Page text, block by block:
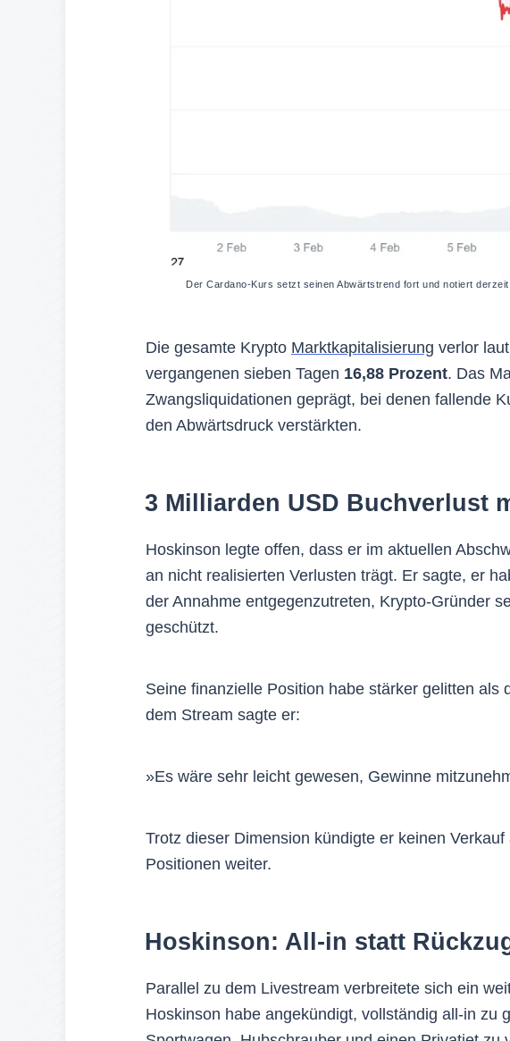
Der Cardano-Kurs setzt seinen Abwärtstrend fort und notiert
Die gesamte Krypto Marktkapitalisierung verlor
vergangenen sieben Tagen 16,88 Prozent. Das
Zwangsliquidationen geprägt, bei denen fallende
den Abwärtsdruck verstärkten.
3 Milliarden USD Buchverlust
Hoskinson legte offen, dass er im aktuellen
an nicht realisierten Verlusten trägt. Er sagte, er
der Annahme entgegenzutreten, Krypto-Gründer
geschützt.
Seine finanzielle Position habe stärker gelitten als
dem Stream sagte er:
»Es wäre sehr leicht gewesen, Gewinne
Trotz dieser Dimension kündigte er keinen
Positionen weiter.
Hoskinson: All-in statt
Parallel zu dem Livestream verbreitete sich ein
Hoskinson habe angekündigt, vollständig all-in zu